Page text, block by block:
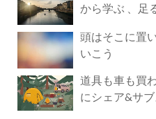
から学ぶ 、足
頭はそこに置
いこう
道具も車も買
にシェア&サ